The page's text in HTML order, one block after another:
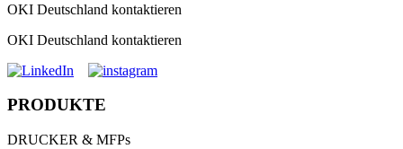
OKI Deutschland kontaktieren
OKI Deutschland kontaktieren
PRODUKTE
DRUCKER & MFPs